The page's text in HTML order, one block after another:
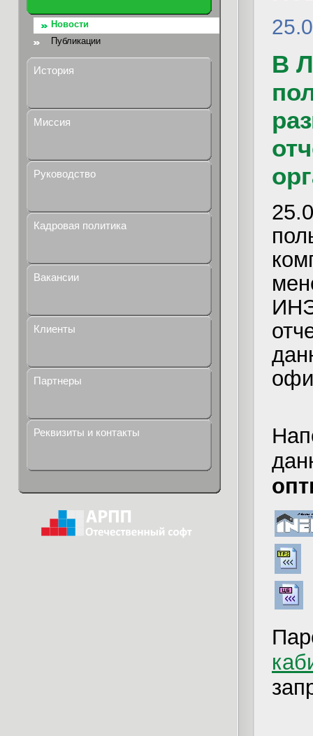
Новости
Публикации
История
Миссия
Руководство
Кадровая политика
Вакансии
Клиенты
Партнеры
Реквизиты и контакты
В